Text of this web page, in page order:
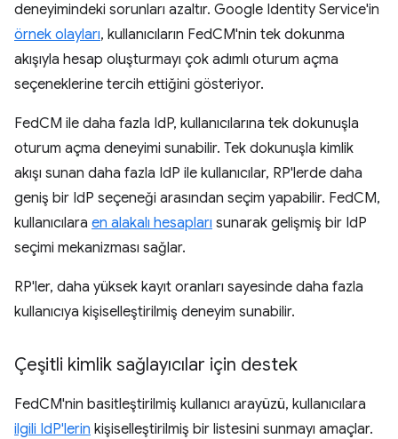
deneyimindeki sorunları azaltır. Google Identity Service'in
örnek olayları, kullanıcıların FedCM'nin tek dokunma
akışıyla hesap oluşturmayı çok adımlı oturum açma
seçeneklerine tercih ettiğini gösteriyor.
FedCM ile daha fazla IdP, kullanıcılarına tek dokunuşla
oturum açma deneyimi sunabilir. Tek dokunuşla kimlik
akışı sunan daha fazla IdP ile kullanıcılar, RP'lerde daha
geniş bir IdP seçeneği arasından seçim yapabilir. FedCM,
kullanıcılara en alakalı hesapları sunarak gelişmiş bir IdP
seçimi mekanizması sağlar.
RP'ler, daha yüksek kayıt oranları sayesinde daha fazla
kullanıcıya kişiselleştirilmiş deneyim sunabilir.
Çeşitli kimlik sağlayıcılar için destek
FedCM'nin basitleştirilmiş kullanıcı arayüzü, kullanıcılara
ilgili IdP'lerin kişiselleştirilmiş bir listesini sunmayı amaçlar.